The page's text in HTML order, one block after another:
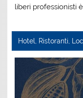
liberi professionisti
Hotel, Ristoranti,